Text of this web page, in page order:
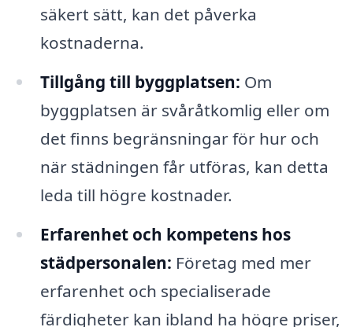
säkert sätt, kan det påverka
kostnaderna.
Tillgång till byggplatsen: Om
byggplatsen är svåråtkomlig eller om
det finns begränsningar för hur och
när städningen får utföras, kan detta
leda till högre kostnader.
Erfarenhet och kompetens hos
städpersonalen: Företag med mer
erfarenhet och specialiserade
färdigheter kan ibland ha högre priser,